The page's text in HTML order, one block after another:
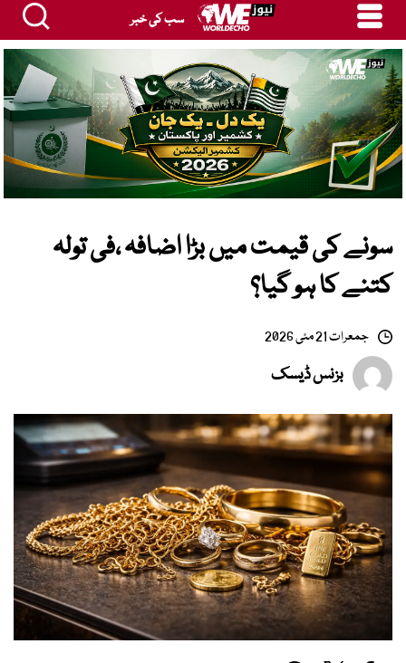
سب کی خبر
سونے کی قیمت میں بڑا اضافہ ،فی تولہ
کتنے کا ہو گیا؟
جمعرات 21 مئی 2026
بزنس ڈیسک